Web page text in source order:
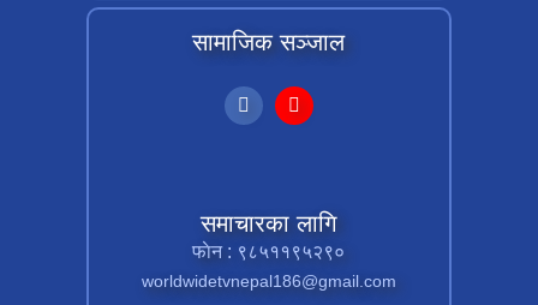
सामाजिक सञ्जाल
समाचारका लागि
फाेन : ९८५११९५२९०
worldwidetvnepal186@gmail.com